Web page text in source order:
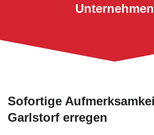
Unternehmen
Sofortige
Garlstorf erregen